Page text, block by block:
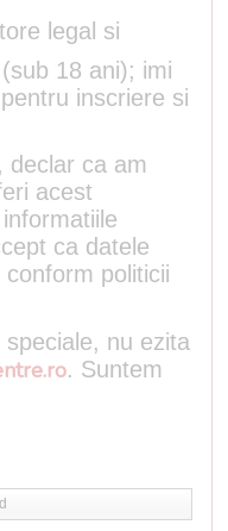
legal si
18 ani); imi
inscriere si
declar ca am
acest
ca datele
politicii
nu ezita
. Suntem